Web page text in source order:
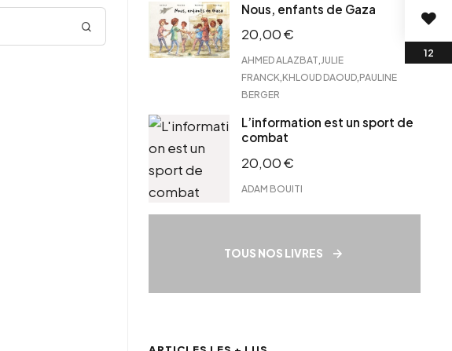
Nous, enfants de Gaza
20,00€
AHMED ALAZBAT JULIE
FRANCK KHLOUD DAOUD PAULINE
BERGER
L’information est un sport de
combat
20,00€
ADAM BOUITI
TOUS NOS LIVRES